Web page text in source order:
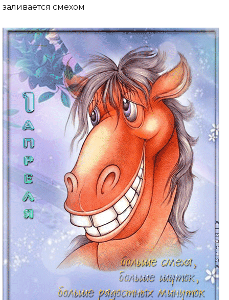
заливается смехом